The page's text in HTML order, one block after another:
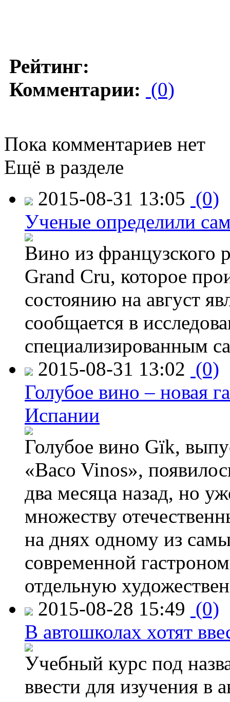
Рейтинг:
Комментарии: (0)
Пока комментариев нет
Ещё в разделе
2015-08-31 13:05 (0)
Ученые определили
Вино из французского
Grand Cru, которое
состоянию на август
сообщается в
специализированным
2015-08-31 13:02 (0)
Голубое вино – новая
Испании
Голубое вино Gïk,
«Baco Vinos»,
два месяца назад, но
множеству
на днях одному из
современной
отдельную
2015-08-28 15:49 (0)
В автошколах хотят
Учебный курс под
ввести для изучения